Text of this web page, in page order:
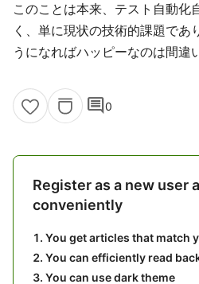
このことは本来、テスト自動化
く、単に現状の技術的課題であ
うになればハッピーなのは間違
comment0
Register as a new user
conveniently
You get articles that match
You can efficiently read
You can use dark theme